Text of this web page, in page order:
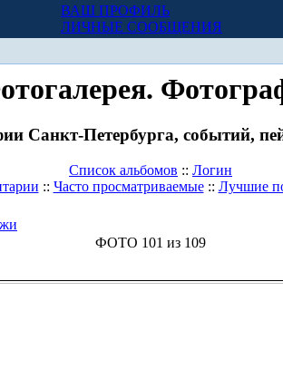
ВАШ ПРОФИЛЬ
ЛИЧНЫЕ СООБЩЕНИЯ
Санкт-Петербурга, событий,
Список альбомов :: Логин
:: Часто просматриваемые:: Лучшие
ФОТО 101 из 109